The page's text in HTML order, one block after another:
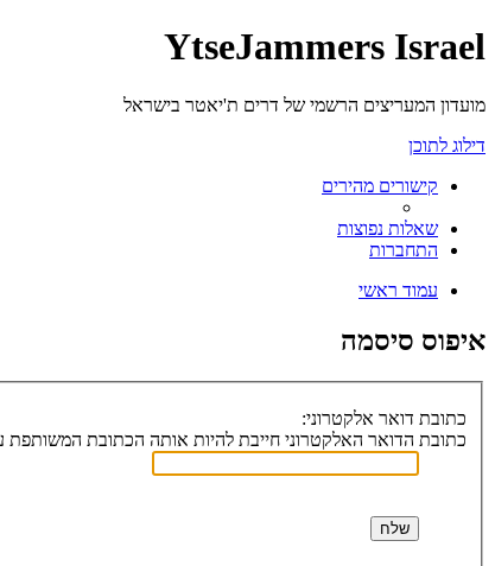
YtseJammers Israel
מועדון המעריצים הרשמי של דרים ת'יאטר בישראל
דילוג לתוכן
קישורים מהירים
שאלות נפוצות
התחברות
עמוד ראשי
איפוס סיסמה
כתובת דואר אלקטרוני:
כתובת הדואר האלקטרוני חייבת להיות אותה הכתובת